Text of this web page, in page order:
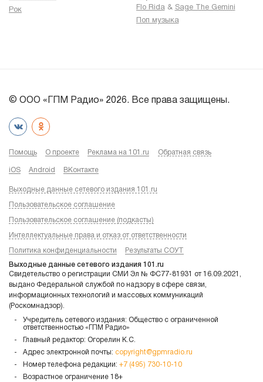
Рок
Flo Rida & Sage The Gemini
Поп музыка
© ООО «ГПМ Радио» 2026. Все права защищены.
Помощь О проекте Реклама на 101.ru Обратная связь
iOS Android ВКонтакте
Выходные данные сетевого издания 101.ru
Пользовательское соглашение
Пользовательское соглашение (подкасты)
Интеллектуальные права и отказ от ответственности
Политика конфиденциальности Результаты СОУТ
Выходные данные сетевого издания 101.ru
Свидетельство о регистрации СМИ Эл № ФС77-81931 от 16.09.2021,
выдано Федеральной службой по надзору в сфере связи,
информационных технологий и массовых коммуникаций
(Роскомнадзор).
Учредитель сетевого издания: Общество с ограниченной
ответственностью «ГПМ Радио»
Главный редактор: Огорелин К.С.
Адрес электронной почты: copyright@gpmradio.ru
Номер телефона редакции: +7 (495) 730-10-10
Возрастное ограничение 18+